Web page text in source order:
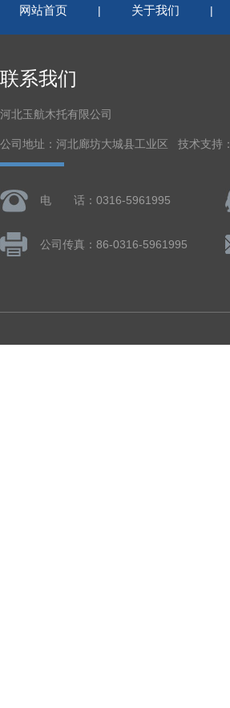
网站首页 | 关于我们 |
联系我们
河北玉航木托有限公司
公司地址：河北廊坊大城县工业区 技术支持：
电 话：0316-5961995
公司传真：86-0316-5961995